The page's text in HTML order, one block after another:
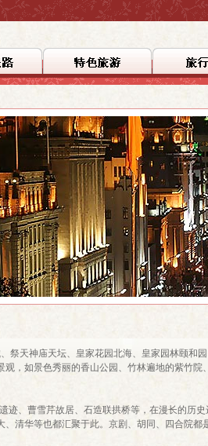
天神庙天坛、皇家花园北海、皇家园林颐和
，如景色秀丽的香山公园、竹林遍地的紫竹
迹、曹雪芹故居、石造联拱桥等，在漫长的历
清华等也都汇聚于此。京剧、胡同、四合院都